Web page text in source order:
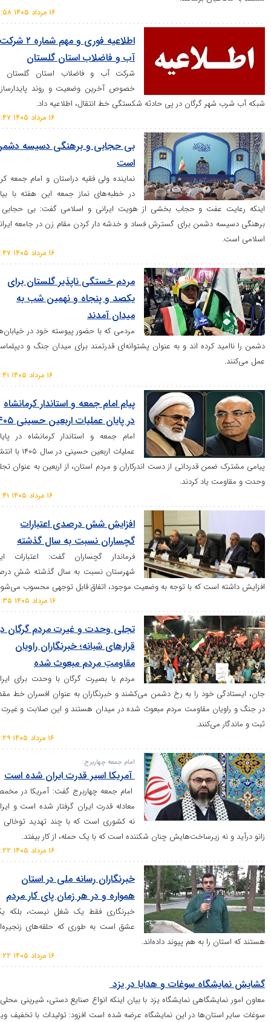
اطلاعیه فوری و مهم شماره ۲ شرکت
آب و فاضلاب استان گلستان
شرکت آب و فاضلاب استان گلستان در
خصوص آخرین وضعیت و روند پایدارسازی
گرگان در پی حادثه شکستگی خط انتقال، اطلاعیه داد.
بی حجابی و برهنگی دسیسه دشمن
است
نماینده ولی فقیه دراستان و امام جمعه کرج
در خطبه‌های نماز جمعه این هفته با بیان
عفت و حجاب بخشی از هویت ایرانی و اسلامی گفت: بی حجابی و
برای گسترش فساد و خدشه دار کردن مقام زن در جامعه ایرانی
مردم خستگی ناپذیر گلستان برای
یکصد و پنجاه و نهمین شب به
میدان آمدند
مردمی که با حضور پیوسته خود در خیابان‌ها،
کرده اند و به عنوان پشتوانه‌ای قدرتمند برای میدان جنگ و دیپلماسی
پیام امام جمعه و استاندار کرمانشاه
در پایان عملیات اربعین حسینی ۱۴۰۵
امام جمعه و استاندار کرمانشاه در پایان
عملیات اربعین حسینی در سال ۱۴۰۵ با انتشار
قدردانی از دست اندرکاران و مردم استان، از اربعین به عنوان تجلی
یاد کردند.
افزایش شش درصدی اعتبارات
گچساران نسبت به سال گذشته
فرماندار گچساران گفت: اعتبارات این
شهرستان نسبت به سال گذشته شش درصد
که با توجه به وضعیت موجود، اتفاق قابل توجهی محسوب می‌شود.
تجلی وحدت و غیرت مردم گرگان در
قرار‌های شبانه؛ خبرنگاران راویان
مقاومتِ مردم مبعوث شده
مردم با بصیرت گرگان با وحدت برای ایران
خود را به رخ دشمن می‌کشند و خبرنگاران به عنوان افسران خط مقدم
مقاومت مردم مبعوث شده در میدان هستند و این صلابت و غیرت را
امام جمعه چهاربرج:
آمریکا اسیر قدرت ایران شده است
امام جمعه چهاربرج گفت: آمریکا در مخمصه
معادله قدرت ایران گرفتار شده است و ایران
نه کشوری است که با چند تهدید توخالی به
زیرساخت‌هایش چنان شکننده است که با یک حمله، از کار بیفتد.
خبرنگاران رسانه ملی در استان
همواره و در هر زمان پای کار مردم
خبرنگاری فقط یک شغل نیست، بلکه یک
عشق است به طوری که حلقه‌های زنجیره‌ای
به هم پیوند داده‌اند.
سوغات و هدایا در یزد
نمایشگاه یزد با بیان اینکه انواع صنایع دستی، شیرینی محلی و
در این نمایشگاه عرضه شده است افزود: تولیدات با تخفیف ویژه